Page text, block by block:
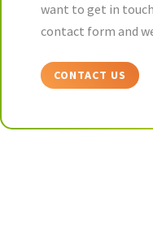
want to get in
contact form and
CONTACT US